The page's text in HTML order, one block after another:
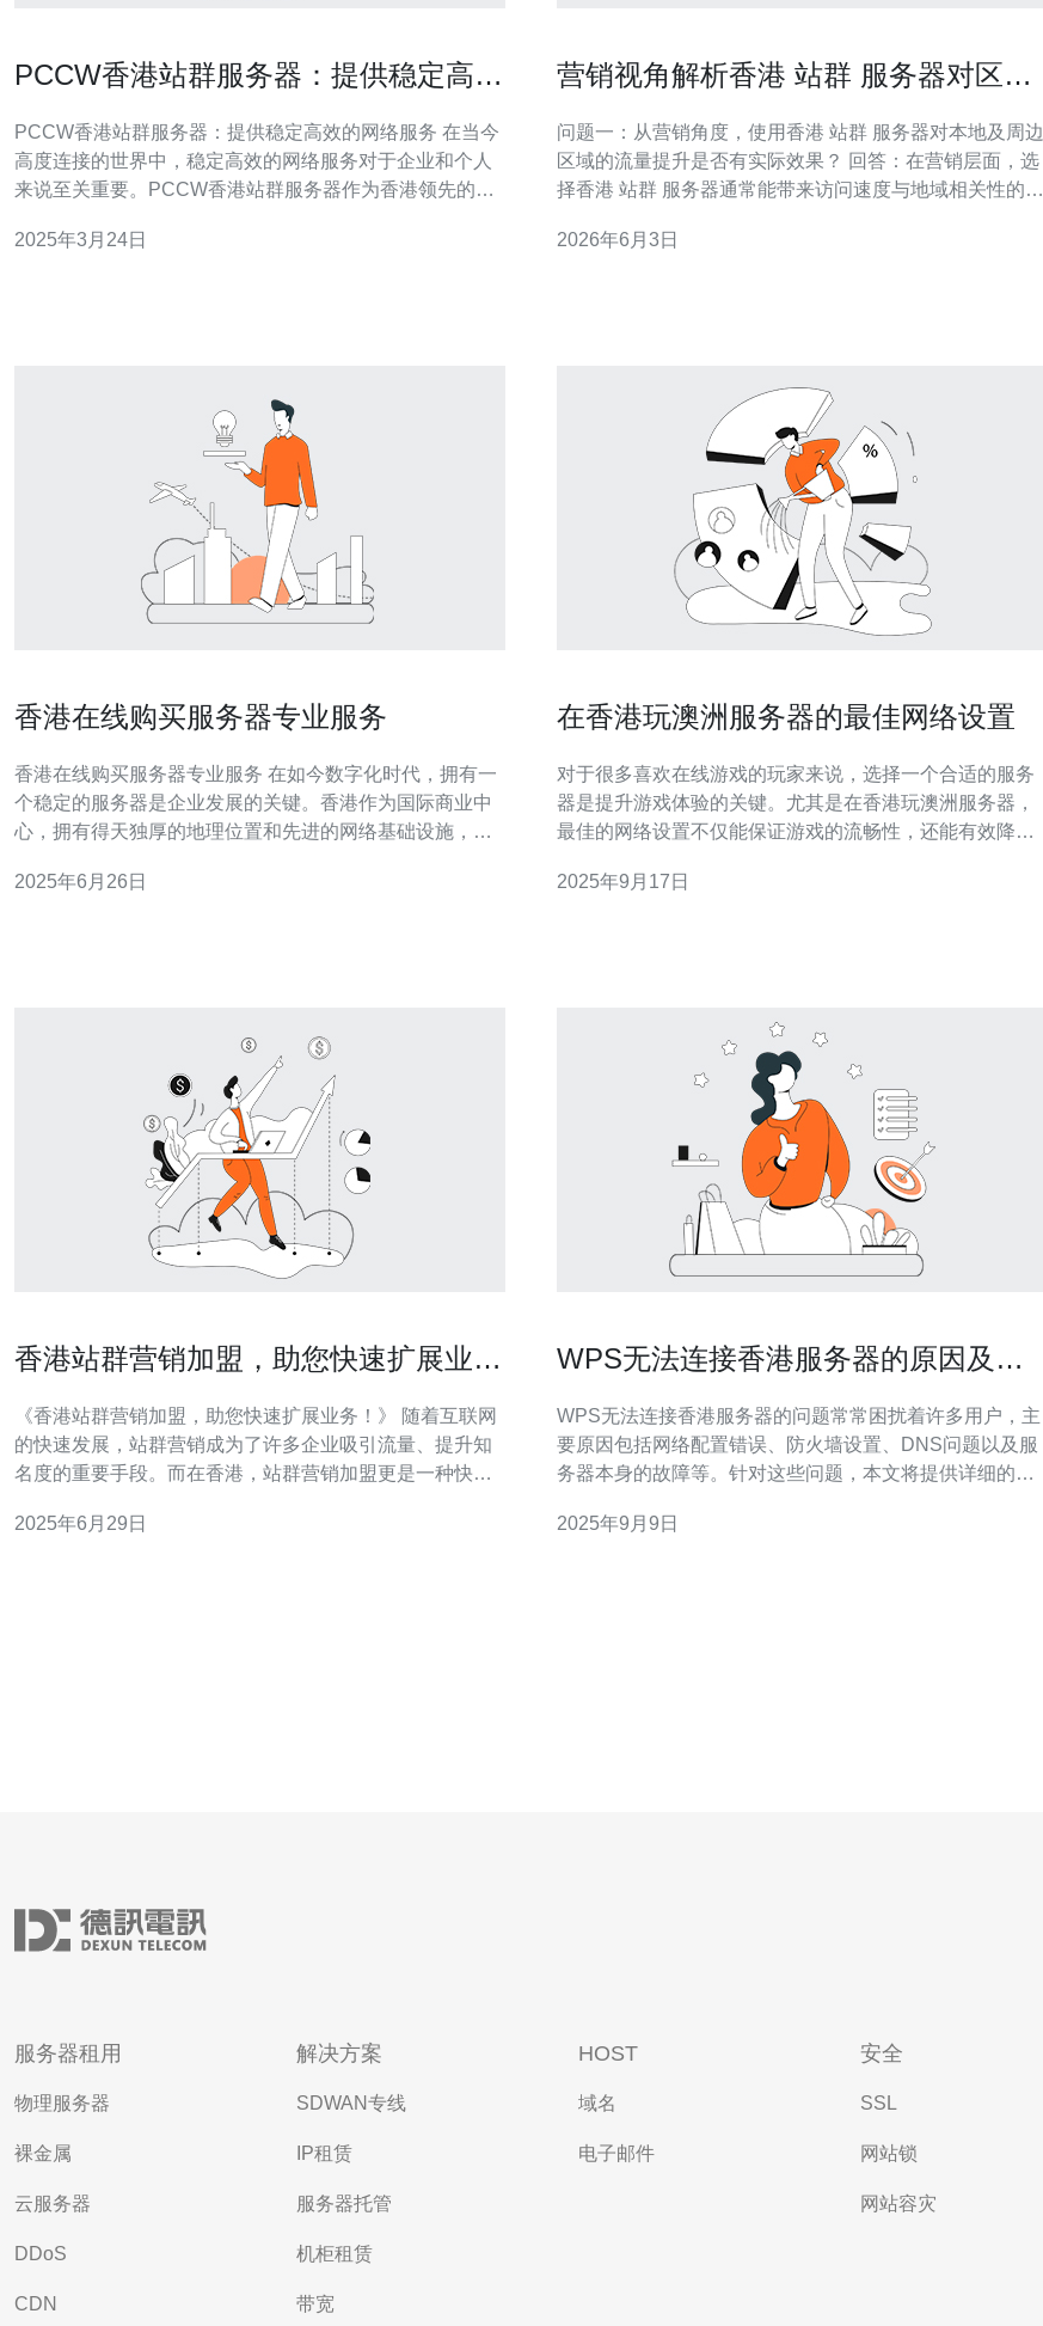
PCCW香港站群服务器：提供稳定高效
PCCW香港站群服务器：提供稳定高效的网络服务 在当今
高度连接的世界中，稳定高效的网络服务对于企业和个人
来说至关重要。PCCW香港站群服务器作为香港领先的云
求。本文将介绍PCCW香港站群服务器的优势和特点。
2025年3月24日
营销视角解析香港 站群 服务器对区域
问题一：从营销角度，使用香港 站群 服务器对本地及周边
区域的流量提升是否有实际效果？ 回答：在营销层面，选
择香港 站群 服务器通常能带来访问速度与地域相关性的提
节点对东亚、东南亚甚至部分欧美线路的延迟较低，特别
2026年6月3日
香港在线购买服务器专业服务
香港在线购买服务器专业服务 在如今数字化时代，拥有一
个稳定的服务器是企业发展的关键。香港作为国际商业中
心，拥有得天独厚的地理位置和先进的网络基础设施，成
器，可以选择不同配置和规格的服务器，根据企业需求来
2025年6月26日
在香港玩澳洲服务器的最佳网络设置
对于很多喜欢在线游戏的玩家来说，选择一个合适的服务
器是提升游戏体验的关键。尤其是在香港玩澳洲服务器，
最佳的网络设置不仅能保证游戏的流畅性，还能有效降低
在香港玩澳洲服务器的最佳网络设置方案，帮助玩家以最
2025年9月17日
香港站群营销加盟，助您快速扩展业
《香港站群营销加盟，助您快速扩展业务！》 随着互联网
的快速发展，站群营销成为了许多企业吸引流量、提升知
名度的重要手段。而在香港，站群营销加盟更是一种快速
络，与其他站点共享资源、链接和优势，共同推广各自的
2025年6月29日
WPS无法连接香港服务器的原因及解
WPS无法连接香港服务器的问题常常困扰着许多用户，主
要原因包括网络配置错误、防火墙设置、DNS问题以及服
务器本身的故障等。针对这些问题，本文将提供详细的解
以确保稳定的网络连接。 网络配置错误 网络配置错误是导
2025年9月9日
服务器租用
物理服务器
裸金属
云服务器
DDoS
CDN
解决方案
SDWAN专线
IP租赁
服务器托管
机柜租赁
带宽
HOST
域名
电子邮件
安全
SSL
网站锁
网站容灾